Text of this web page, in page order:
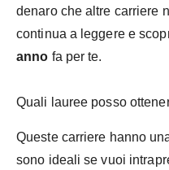
denaro che altre carriere
continua a leggere e
anno fa per te.
Quali lauree posso
Queste carriere hanno
sono ideali se vuoi